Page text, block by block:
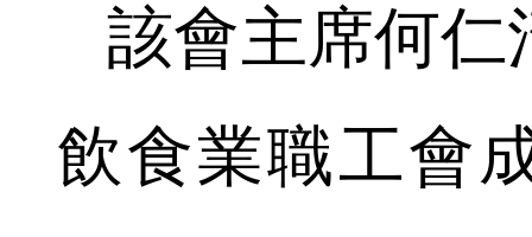
該會主席何仁
飲食業職工會